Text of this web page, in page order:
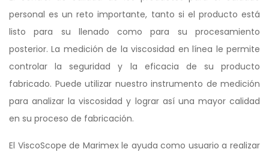
personal es un reto importante, tanto si el producto está
listo para su llenado como para su procesamiento
posterior. La medición de la viscosidad en línea le permite
controlar la seguridad y la eficacia de su producto
fabricado. Puede utilizar nuestro instrumento de medición
para analizar la viscosidad y lograr así una mayor calidad
en su proceso de fabricación.
El ViscoScope de Marimex le ayuda como usuario a realizar